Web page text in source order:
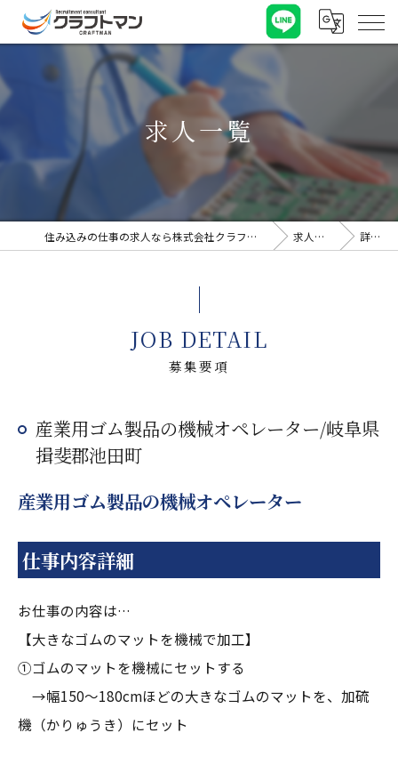
求人一覧
住み込みの仕事の求人なら株式会社クラフトマン 求人一覧 詳細
募集要項
JOB DETAIL
産業用ゴム製品の機械オペレーター/岐阜県
揖斐郡池田町
産業用ゴム製品の機械オペレーター
仕事内容詳細
お仕事の内容は…
【大きなゴムのマットを機械で加工】
①ゴムのマットを機械にセットする
→幅150～180cmほどの大きなゴムのマットを、加硫
機（かりゅうき）にセット